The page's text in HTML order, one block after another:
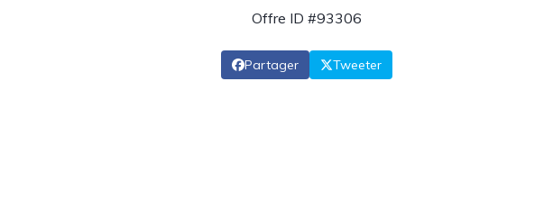
Offre ID #93306
Partager Tweeter